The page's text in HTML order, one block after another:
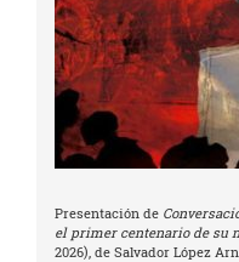
Presentación de
el primer centenario de su
2026), de Salvador López